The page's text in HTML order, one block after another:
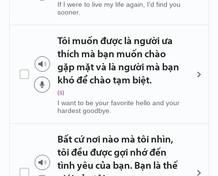
If I were to live my life again, I'd find you
sooner.
Tôi muốn được là người ưa
thích mà bạn muốn chào
gặp mặt và là người mà bạn
khó để chào tạm biệt.
(s)
I want to be your favorite hello and your
hardest goodbye.
Bất cứ nơi nào mà tôi nhìn,
tôi đều được gợi nhớ đến
tình yêu của bạn. Bạn là thế